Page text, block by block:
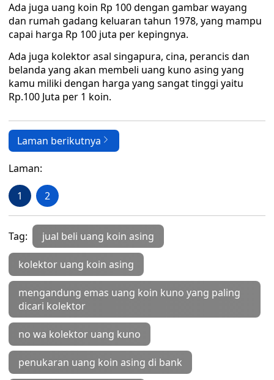
Ada juga uang koin Rp 100 dengan gambar wayang
dan rumah gadang keluaran tahun 1978, yang mampu
capai harga Rp 100 juta per kepingnya.
Ada juga kolektor asal singapura, cina, perancis dan
belanda yang akan membeli uang kuno asing yang
kamu miliki dengan harga yang sangat tinggi yaitu
Rp.100 Juta per 1 koin.
Laman berikutnya
Laman:
1 2
Tag: jual beli uang koin asing
kolektor uang koin asing
mengandung emas uang koin kuno yang paling
dicari kolektor
no wa kolektor uang kuno
penukaran uang koin asing di bank